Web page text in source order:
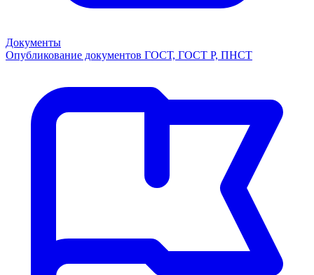
Документы
Опубликование документов ГОСТ, ГОСТ Р, ПНСТ